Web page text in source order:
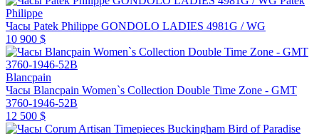
Philippe
Часы Patek Philippe GONDOLO LADIES 4981G / WG
10 900 $
Blancpain
Часы Blancpain Women`s Collection Double Time Zone - GMT
3760-1946-52B
12 500 $